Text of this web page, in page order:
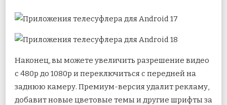
Наконец, вы можете увеличить разрешение видео
с 480p до 1080p и переключиться с передней на
заднюю камеру. Премиум-версия удалит рекламу,
добавит новые цветовые темы и другие шрифты за